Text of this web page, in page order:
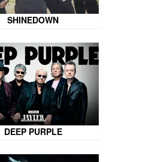
SHINEDOWN
DEEP PURPLE